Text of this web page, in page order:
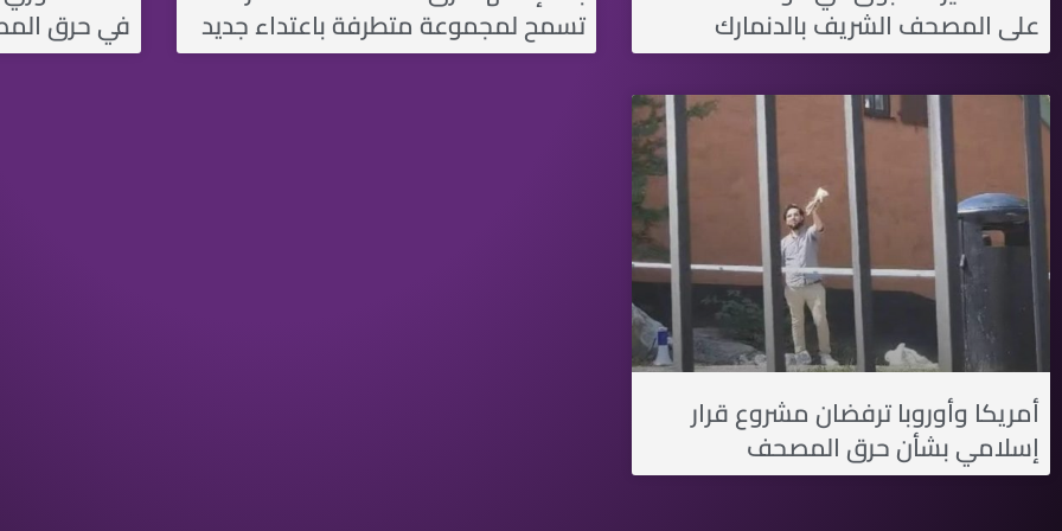
على المصحف الشريف بالدنمارك تسمح لمجموعة متطرفة باعتداء جديد في حرق
أمريكا وأوروبا ترفضان مشروع قرار
إسلامي بشأن حرق المصحف